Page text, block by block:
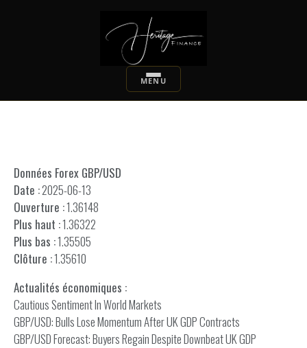
Données Forex GBP/USD
Date :2025-06-13
Ouverture :1.36148
Plus haut :1.36322
Plus bas :1.35505
Clôture :1.35610
Actualités économiques :
Cautious Sentiment In World Markets
GBP/USD: Bulls Lose Momentum After UK GDP Contracts
GBP/USD Forecast: Buyers Regain Despite Downbeat UK GDP